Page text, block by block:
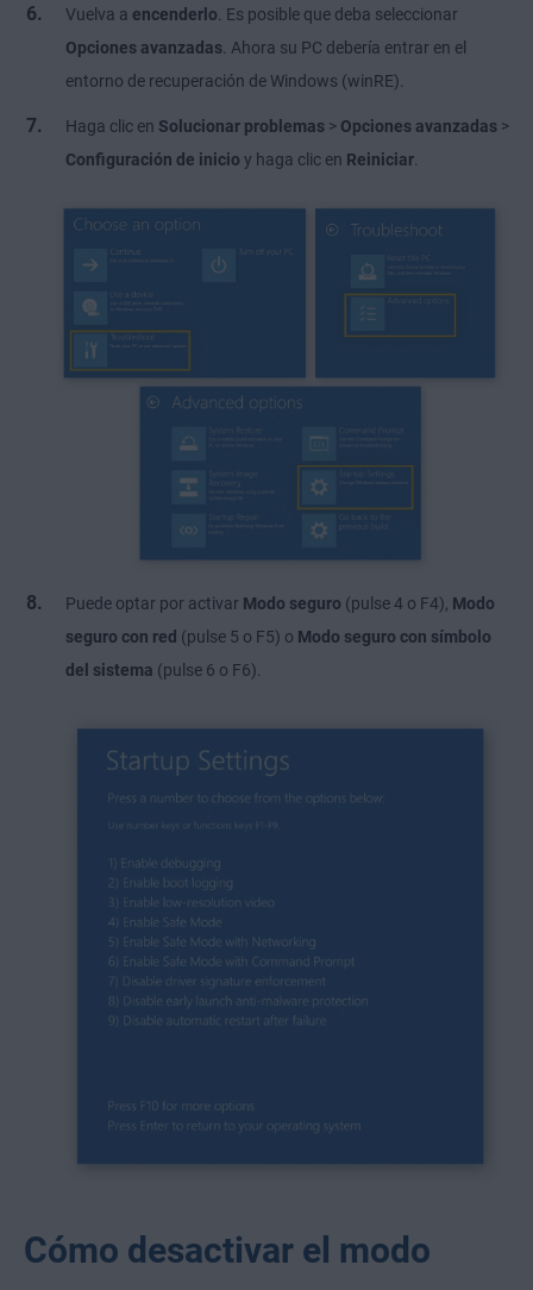
Vuelva a encenderlo . Es posible que deba seleccionar
Opciones avanzadas . Ahora su PC debería entrar en el
entorno de recuperación de Windows (winRE).
Haga clic en Solucionar problemas > Opciones avanzadas >
Configuración de inicio y haga clic en Reiniciar
Puede optar por activar Modo seguro (pulse 4 o F4), Modo
seguro con red (pulse 5 o F5) o Modo seguro con símbolo
del sistema (pulse 6 o F6).
Cómo desactivar el modo